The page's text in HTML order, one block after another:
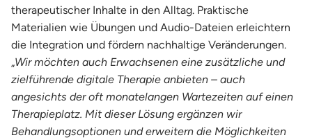
therapeutischer Inhalte in den Alltag. Praktische
Materialien wie Übungen und Audio-Dateien erleichtern
die Integration und fördern nachhaltige Veränderungen.
„Wir möchten auch Erwachsenen eine zusätzliche und
zielführende digitale Therapie anbieten – auch
angesichts der oft monatelangen Wartezeiten auf einen
Therapieplatz. Mit dieser Lösung ergänzen wir
Behandlungsoptionen und erweitern die Möglichkeiten